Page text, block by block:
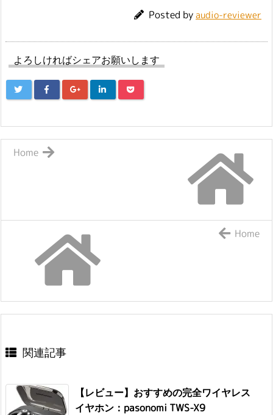
Posted byaudio-reviewer
よろしければシェアお願いします
Home
Home
関連記事
【レビュー】おすすめの完全ワイヤレス
イヤホン：pasonomi TWS-X9